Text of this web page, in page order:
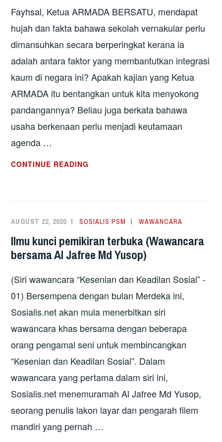
Fayhsal, Ketua ARMADA BERSATU, mendapat
hujah dan fakta bahawa sekolah vernakular perlu
dimansuhkan secara berperingkat kerana ia
adalah antara faktor yang membantutkan integrasi
kaum di negara ini? Apakah kajian yang Ketua
ARMADA itu bentangkan untuk kita menyokong
pandangannya? Beliau juga berkata bahawa
usaha berkenaan perlu menjadi keutamaan
agenda …
CONTINUE READING
SEKOLAH
VERNAKULAR
SEKOLAH
KEBANGSAAN?
POLITIK
MANA
YANG
CETUSKAN
–
PARTI
SATU
AUGUST 22, 2020 SOSIALIS PSM WAWANCARA
Ilmu kunci pemikiran terbuka (Wawancara
bersama Al Jafree Md Yusop)
(Siri wawancara “Kesenian dan Keadilan Sosial” -
01) Bersempena dengan bulan Merdeka ini,
Sosialis.net akan mula menerbitkan siri
wawancara khas bersama dengan beberapa
orang pengamal seni untuk membincangkan
“Kesenian dan Keadilan Sosial”. Dalam
wawancara yang pertama dalam siri ini,
Sosialis.net menemuramah Al Jafree Md Yusop,
seorang penulis lakon layar dan pengarah filem
mandiri yang pernah …